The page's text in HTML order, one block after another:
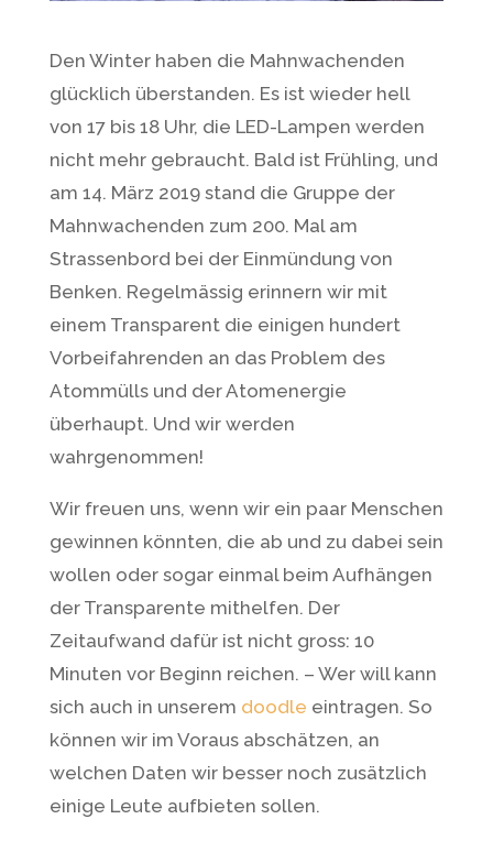
Den Winter haben die Mahnwachenden
glücklich überstanden. Es ist wieder hell
von 17 bis 18 Uhr, die LED-Lampen werden
nicht mehr gebraucht. Bald ist Frühling, und
am 14. März 2019 stand die Gruppe der
Mahnwachenden zum 200. Mal am
Strassenbord bei der Einmündung von
Benken. Regelmässig erinnern wir mit
einem Transparent die einigen hundert
Vorbeifahrenden an das Problem des
Atommülls und der Atomenergie
überhaupt. Und wir werden
wahrgenommen!
Wir freuen uns, wenn wir ein paar Menschen
gewinnen könnten, die ab und zu dabei sein
wollen oder sogar einmal beim Aufhängen
der Transparente mithelfen. Der
Zeitaufwand dafür ist nicht gross: 10
Minuten vor Beginn reichen. – Wer will kann
sich auch in unserem doodle eintragen. So
können wir im Voraus abschätzen, an
welchen Daten wir besser noch zusätzlich
einige Leute aufbieten sollen.